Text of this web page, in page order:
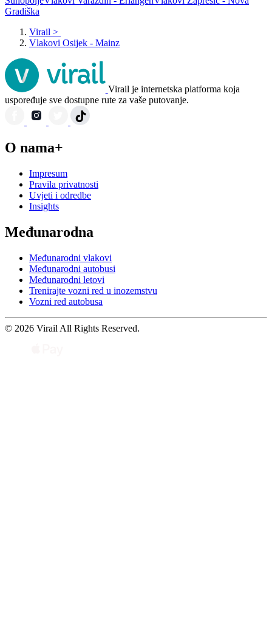
Gradiška
Virail >
Vlakovi Osijek - Mainz
Virail je internetska platforma koja
uspoređuje sve dostupne rute za vaše putovanje.
O nama+
Impresum
Pravila privatnosti
Uvjeti i odredbe
Insights
Međunarodna
Međunarodni vlakovi
Međunarodni autobusi
Međunarodni letovi
Trenirajte vozni red u inozemstvu
Vozni red autobusa
© 2026 Virail All Rights Reserved.